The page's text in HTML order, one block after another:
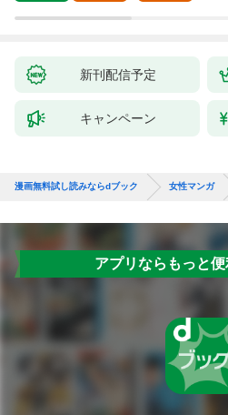
新刊配信予定
キャンペーン
漫画無料試し読みならdブック 女性マンガ
アプリならもっと便